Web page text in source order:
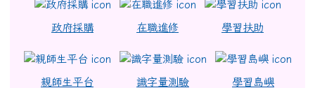
政府採購 在職進修 學習扶助
親師生平台 識字量測驗 學習島嶼